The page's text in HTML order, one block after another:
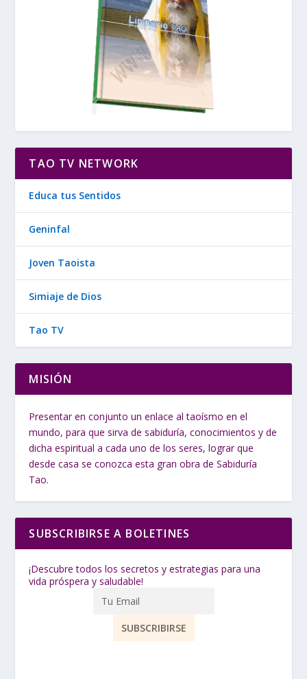
TAO TV NETWORK
Educa tus Sentidos
Geninfal
Joven Taoista
Simiaje de Dios
Tao TV
MISIÓN
Presentar en conjunto un enlace al taoísmo en el
mundo, para que sirva de sabiduría, conocimientos y de
dicha espiritual a cada uno de los seres, lograr que
desde casa se conozca esta gran obra de Sabiduría
Tao.
SUBSCRIBIRSE A BOLETINES
¡Descubre todos los secretos y estrategias para una
vida próspera y saludable!